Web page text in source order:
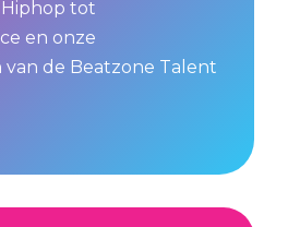
tot
en onze
de Beatzone Talent